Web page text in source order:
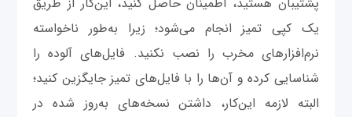
یک کپی تمیز انجام می‌شود؛ زیرا به‌طور ناخواسته
نرم‌افزارهای مخرب را نصب نکنید. فایل‌های آلوده را
شناسایی کرده و آن‌ها را با فایل‌های تمیز جایگزین کنید؛
البته لازمه این‌کار، داشتن نسخه‌های به‌روز شده در